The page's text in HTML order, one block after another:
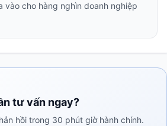
vào cho hàng nghìn doanh nghiệp
tư vấn ngay?
hồi trong 30 phút giờ hành chính.